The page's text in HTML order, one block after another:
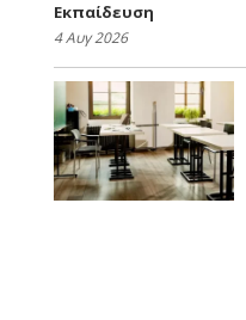
Εκπαίδευση
4 Αυγ 2026